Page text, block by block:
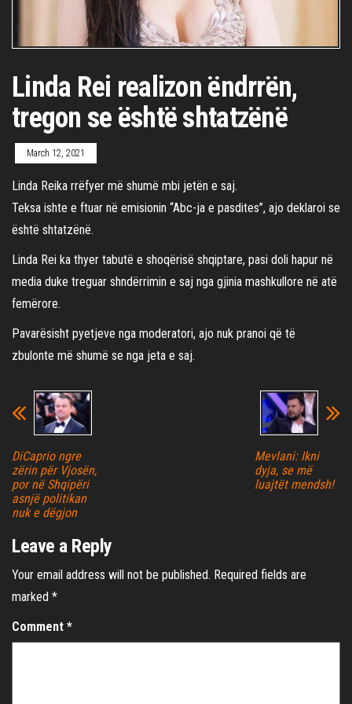
Linda Rei realizon ëndrrën,
tregon se është shtatzënë
March 12, 2021
Linda Reika rrëfyer më shumë mbi jetën e saj.
Teksa ishte e ftuar në emisionin “Abc-ja e pasdites”, ajo deklaroi se
është shtatzënë.
Linda Rei ka thyer tabutë e shoqërisë shqiptare, pasi doli hapur në
media duke treguar shndërrimin e saj nga gjinia mashkullore në atë
femërore.
Pavarësisht pyetjeve nga moderatori, ajo nuk pranoi që të
zbulonte më shumë se nga jeta e saj.
DiCaprio ngre
zërin për Vjosën,
por në Shqipëri
asnjë politikan
nuk e dëgjon
Mevlani: Ikni
dyja, se më
luajtët mendsh!
Leave a Reply
Your email address will not be published. Required fields are
marked *
Comment *